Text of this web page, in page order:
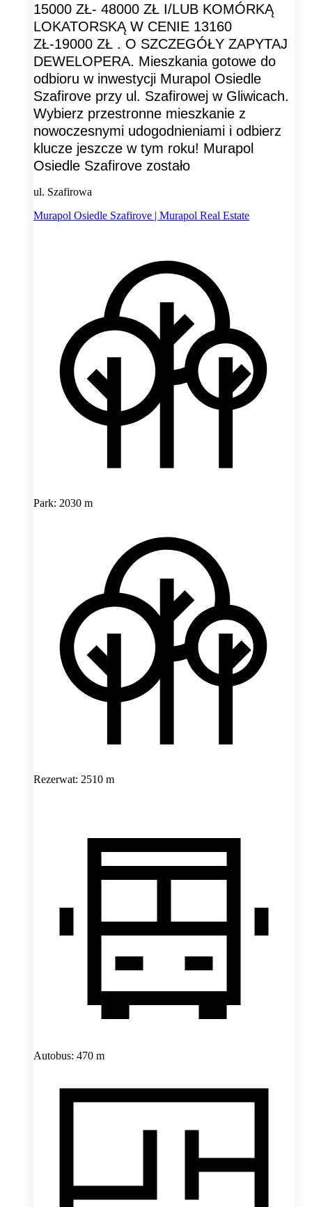
15000 ZŁ- 48000 ZŁ I/LUB KOMÓRKĄ
LOKATORSKĄ W CENIE 13160
ZŁ-19000 ZŁ . O SZCZEGÓŁY ZAPYTAJ
DEWELOPERA. Mieszkania gotowe do
odbioru w inwestycji Murapol Osiedle
Szafirove przy ul. Szafirowej w Gliwicach.
Wybierz przestronne mieszkanie z
nowoczesnymi udogodnieniami i odbierz
klucze jeszcze w tym roku! Murapol
Osiedle Szafirove zostało
ul. Szafirowa
Murapol Osiedle Szafirove | Murapol Real Estate
Park: 2030 m
Rezerwat: 2510 m
Autobus: 470 m